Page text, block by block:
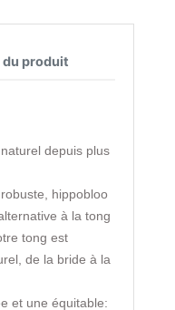
du produit
depuis plus
hippobloo
à la tong
tong est
de la bride à la
et une équitable: